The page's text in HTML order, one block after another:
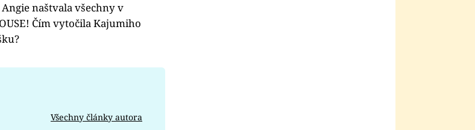
Angie naštvala všechny v
Čím vytočila Kajumiho
Všechny články autora